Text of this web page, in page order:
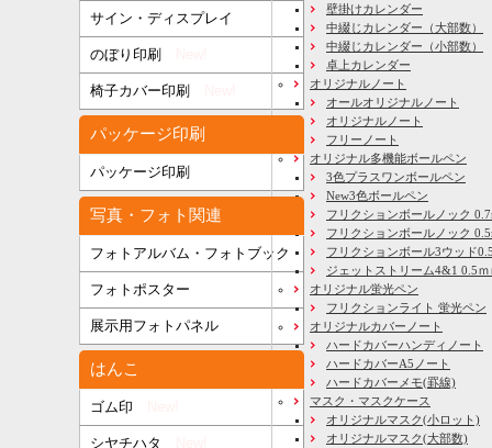
サイン・ディスプレイ
のぼり印刷
椅子カバー印刷
パッケージ印刷
パッケージ印刷
写真・フォト関連
フォトアルバム・フォトブック
フォトポスター
展示用フォトパネル
はんこ
ゴム印
シヤチハタ
壁掛けカレンダー
中綴じカレンダー（大部数）
中綴じカレンダー（小部数）
卓上カレンダー
オリジナルノート
オールオリジナルノート
オリジナルノート
フリーノート
オリジナル多機能ボールペン
3色プラスワンボールペン
New3色ボールペン
フリクションボールノック
フリクションボールノック
フリクションボール3ウッド
ジェットストリーム4&1 0.5ｍ
オリジナル蛍光ペン
フリクションライト 蛍光ペン
オリジナルカバーノート
ハードカバーハンディノート
ハードカバーA5ノート
ハードカバーメモ(罫線)
マスク・マスクケース
オリジナルマスク(小ロット)
オリジナルマスク(大部数)